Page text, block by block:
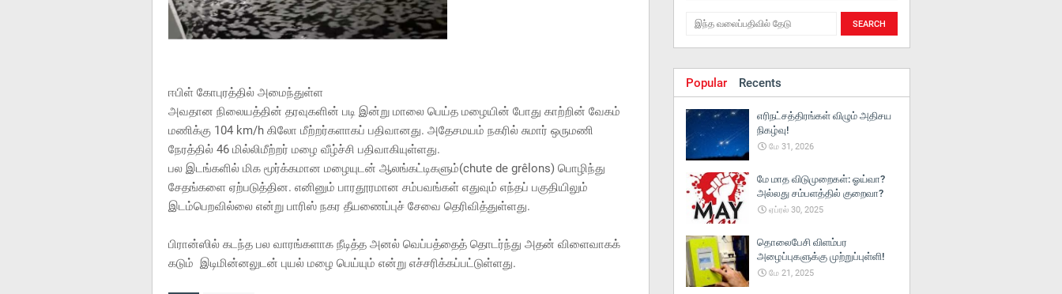
ஈபிள் கோபுரத்தில் அமைந்துள்ள
அவதான நிலையத்தின் தரவுகளின் படி இன்று மாலை பெய்த மழையின் போது காற்றின் வேகம்
மணிக்கு 104 km/h கிலோ மீற்றர்களாகப் பதிவானது. அதேசமயம் நகரில் சுமார் ஒருமணி
நேரத்தில் 46 மில்லிமீற்றர் மழை வீழ்ச்சி பதிவாகியுள்ளது.
பல இடங்களில் மிக மூர்க்கமான மழையுடன் ஆலங்கட்டிகளும்(chute de grêlons) பொழிந்து
சேதங்களை ஏற்படுத்தின. எனினும் பாரதூரமான சம்பவங்கள் எதுவும் எந்தப் பகுதியிலும்
இடம்பெறவில்லை என்று பாரிஸ் நகர தீயணைப்புச் சேவை தெரிவித்துள்ளது.
பிரான்ஸில் கடந்த பல வாரங்களாக நீடித்த அனல் வெப்பத்தைத் தொடர்ந்து அதன் விளைவாகக்
கடும் இடிமின்னலுடன் புயல் மழை பெய்யும் என்று எச்சரிக்கப்பட்டுள்ளது.
Popular Recents
எரிநட்சத்திரங்கள் விழும் அதிசய
நிகழ்வு!
மே 31, 2026
மே மாத விடுமுறைகள்: ஓய்வா?
அல்லது சம்பளத்தில் குறைவா?
ஏப்ரல் 30, 2025
தொலைபேசி விளம்பர
அழைப்புகளுக்கு முற்றுப்புள்ளி!
மே 21, 2025